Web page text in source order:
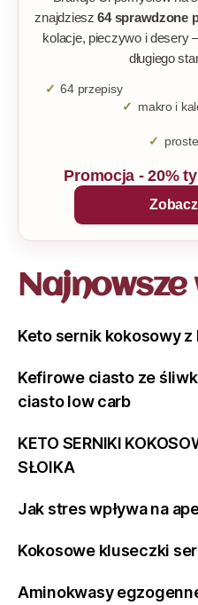
znajdziesz64 sprawdzone
kolacje, pieczywo i desery
długiego
64 przepisy
makro i
Promocja - 20%
Najnowsze
Keto sernik kokosowy
Kefirowe ciasto ze
ciasto low carb
KETO SERNIKI
SŁOIKA
Jak stres wpływa na
Kokosowe kluseczki
Aminokwasy